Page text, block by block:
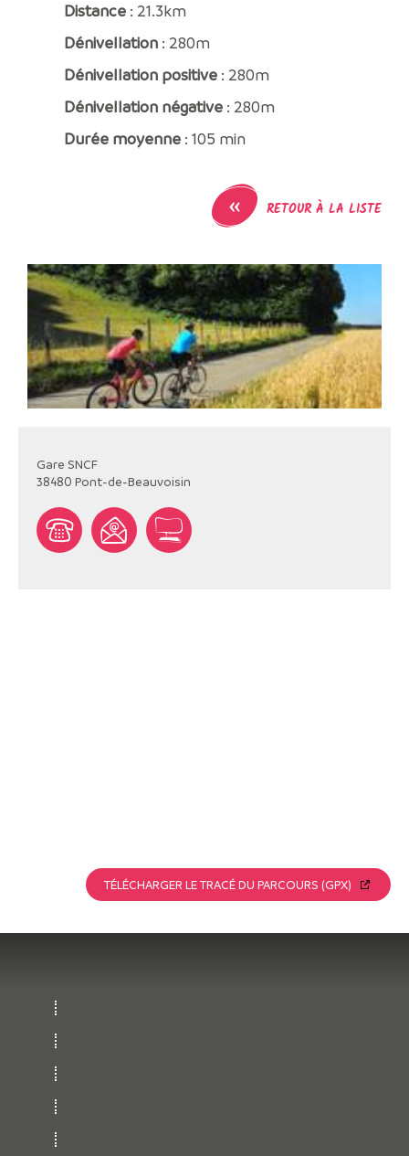
Distance : 21.3km
Dénivellation : 280m
Dénivellation positive : 280m
Dénivellation négative : 280m
Durée moyenne : 105 min
« RETOUR À LA LISTE
Gare SNCF
38480 Pont-de-Beauvoisin
TÉLÉCHARGER LE TRACÉ DU PARCOURS (GPX)